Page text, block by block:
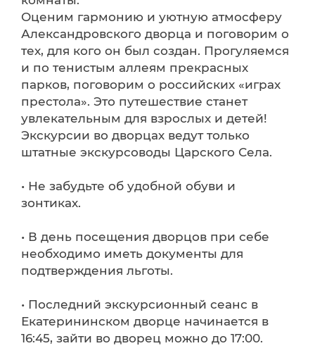
Оценим гармонию и уютную атмосферу
Александровского дворца и поговорим о
тех, для кого он был создан. Прогуляемся
и по тенистым аллеям прекрасных
парков, поговорим о российских «играх
престола». Это путешествие станет
увлекательным для взрослых и детей!
Экскурсии во дворцах ведут только
штатные экскурсоводы Царского Села.
• Не забудьте об удобной обуви и
зонтиках.
• В день посещения дворцов при себе
необходимо иметь документы для
подтверждения льготы.
• Последний экскурсионный сеанс в
Екатерининском дворце начинается в
16:45, зайти во дворец можно до 17:00.